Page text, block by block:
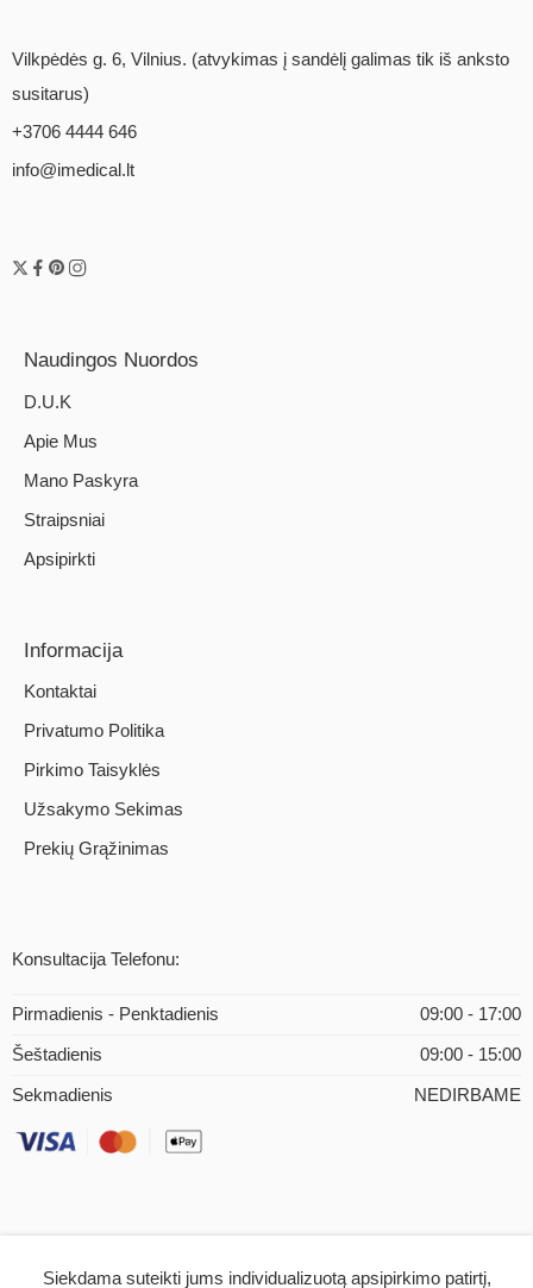
Vilkpėdės g. 6, Vilnius. (atvykimas į sandėlį galimas tik iš anksto
susitarus)
+3706 4444 646
info@imedical.lt
Naudingos Nuordos
D.U.K
Apie Mus
Mano Paskyra
Straipsniai
Apsipirkti
Informacija
Kontaktai
Privatumo Politika
Pirkimo Taisyklės
Užsakymo Sekimas
Prekių Grąžinimas
Konsultacija Telefonu:
Pirmadienis - Penktadienis 09:00 - 17:00
Šeštadienis 09:00 - 15:00
Sekmadienis NEDIRBAME
Siekdama suteikti jums individualizuotą apsipirkimo patirtį,